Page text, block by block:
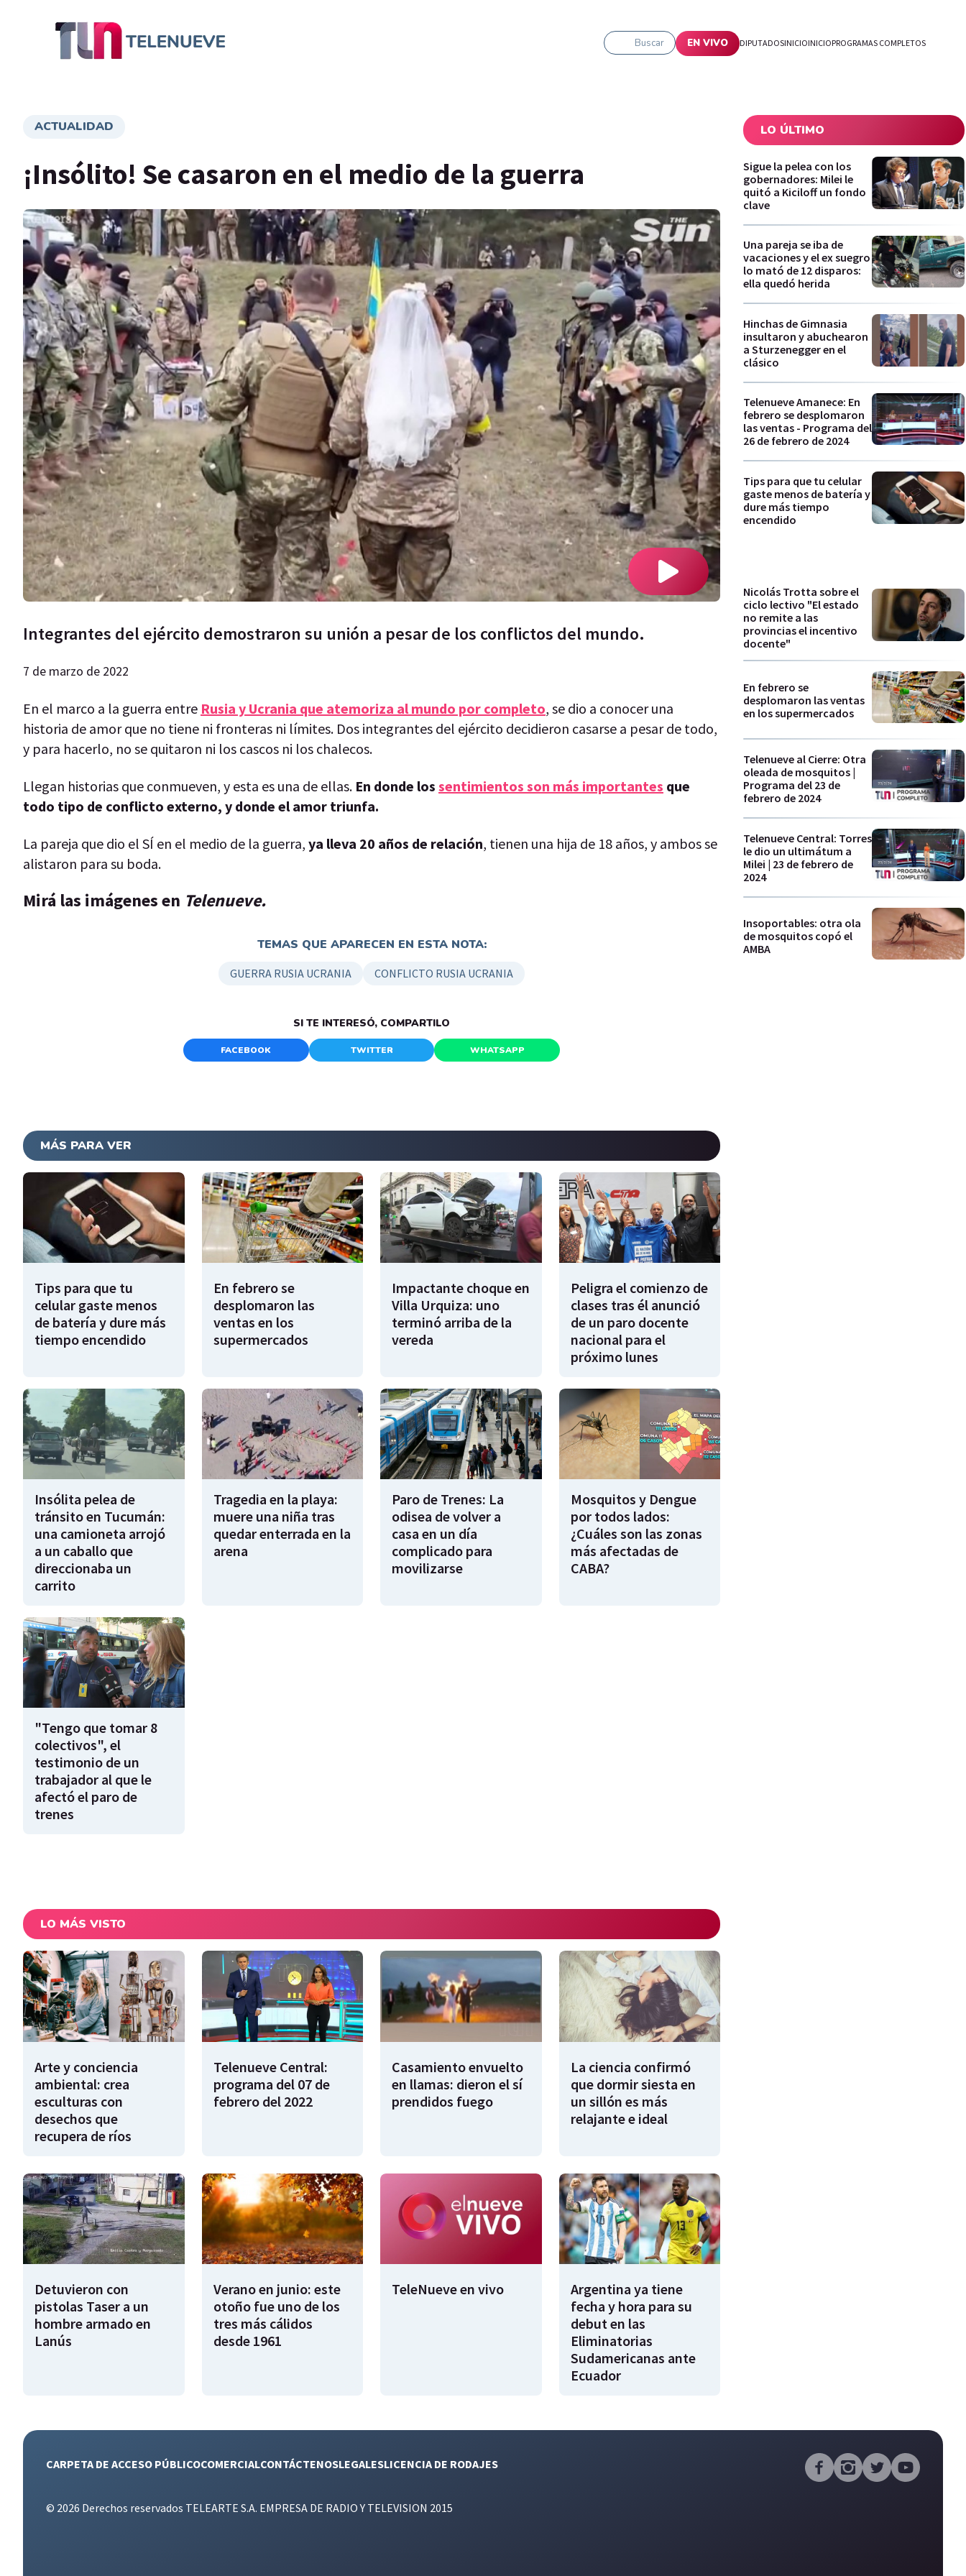
Buscar EN VIVO DIPUTADOSINICIOINICIOPROGRAMAS COMPLETOS
ACTUALIDAD
¡Insólito! Se casaron en el medio de la guerra
Integrantes del ejército demostraron su unión a pesar de los conflictos del mundo.
7 de marzo de 2022
En el marco a la guerra entre Rusia y Ucrania que atemoriza al mundo por completo, se dio a conocer una
historia de amor que no tiene ni fronteras ni límites. Dos integrantes del ejército decidieron casarse a pesar de todo,
y para hacerlo, no se quitaron ni los cascos ni los chalecos.
Llegan historias que conmueven, y esta es una de ellas. En donde los sentimientos son más importantes que
todo tipo de conflicto externo, y donde el amor triunfa.
La pareja que dio el SÍ en el medio de la guerra, ya lleva 20 años de relación, tienen una hija de 18 años, y ambos se
alistaron para su boda.
Mirá las imágenes en Telenueve.
TEMAS QUE APARECEN EN ESTA NOTA:
GUERRA RUSIA UCRANIA CONFLICTO RUSIA UCRANIA
SI TE INTERESÓ, COMPARTILO
FACEBOOK TWITTER WHATSAPP
MÁS PARA VER
Tips para que tu
celular gaste menos
de batería y dure más
tiempo encendido
En febrero se
desplomaron las
ventas en los
supermercados
Impactante choque en
Villa Urquiza: uno
terminó arriba de la
vereda
Peligra el comienzo de
clases tras él anunció
de un paro docente
nacional para el
próximo lunes
Insólita pelea de
tránsito en Tucumán:
una camioneta arrojó
a un caballo que
direccionaba un
carrito
Tragedia en la playa:
muere una niña tras
quedar enterrada en la
arena
Paro de Trenes: La
odisea de volver a
casa en un día
complicado para
movilizarse
Mosquitos y Dengue
por todos lados:
¿Cuáles son las zonas
más afectadas de
CABA?
"Tengo que tomar 8
colectivos", el
testimonio de un
trabajador al que le
afectó el paro de
trenes
LO MÁS VISTO
Arte y conciencia
ambiental: crea
esculturas con
desechos que
recupera de ríos
Telenueve Central:
programa del 07 de
febrero del 2022
Casamiento envuelto
en llamas: dieron el sí
prendidos fuego
La ciencia confirmó
que dormir siesta en
un sillón es más
relajante e ideal
Detuvieron con
pistolas Taser a un
hombre armado en
Lanús
Verano en junio: este
otoño fue uno de los
tres más cálidos
desde 1961
TeleNueve en vivo
Argentina ya tiene
fecha y hora para su
debut en las
Eliminatorias
Sudamericanas ante
Ecuador
LO ÚLTIMO
Sigue la pelea con los
gobernadores: Milei le
quitó a Kiciloff un fondo
clave
Una pareja se iba de
vacaciones y el ex suegro
lo mató de 12 disparos:
ella quedó herida
Hinchas de Gimnasia
insultaron y abuchearon
a Sturzenegger en el
clásico
Telenueve Amanece: En
febrero se desplomaron
las ventas - Programa del
26 de febrero de 2024
Tips para que tu celular
gaste menos de batería y
dure más tiempo
encendido
Nicolás Trotta sobre el
ciclo lectivo "El estado
no remite a las
provincias el incentivo
docente"
En febrero se
desplomaron las ventas
en los supermercados
Telenueve al Cierre: Otra
oleada de mosquitos |
Programa del 23 de
febrero de 2024
Telenueve Central: Torres
le dio un ultimátum a
Milei | 23 de febrero de
2024
Insoportables: otra ola
de mosquitos copó el
AMBA
CARPETA DE ACCESO PÚBLICOCOMERCIALCONTÁCTENOSLEGALESLICENCIA DE RODAJES
© 2026 Derechos reservados TELEARTE S.A. EMPRESA DE RADIO Y TELEVISION 2015